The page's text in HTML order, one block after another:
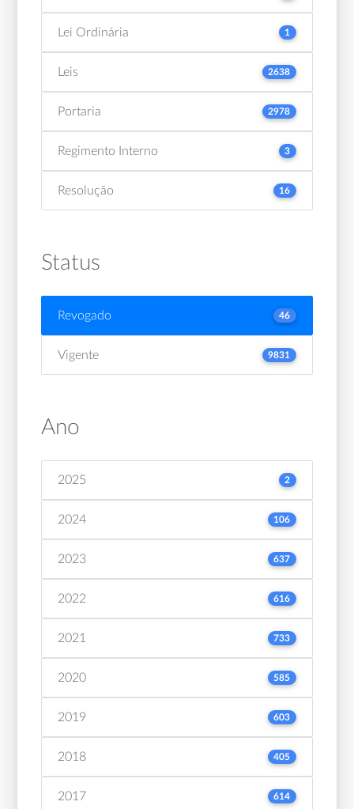
Lei Ordinária 1
Leis 2638
Portaria 2978
Regimento Interno 3
Resolução 16
Status
Revogado 46
Vigente 9831
Ano
2025 2
2024 106
2023 637
2022 616
2021 733
2020 585
2019 603
2018 405
2017 614